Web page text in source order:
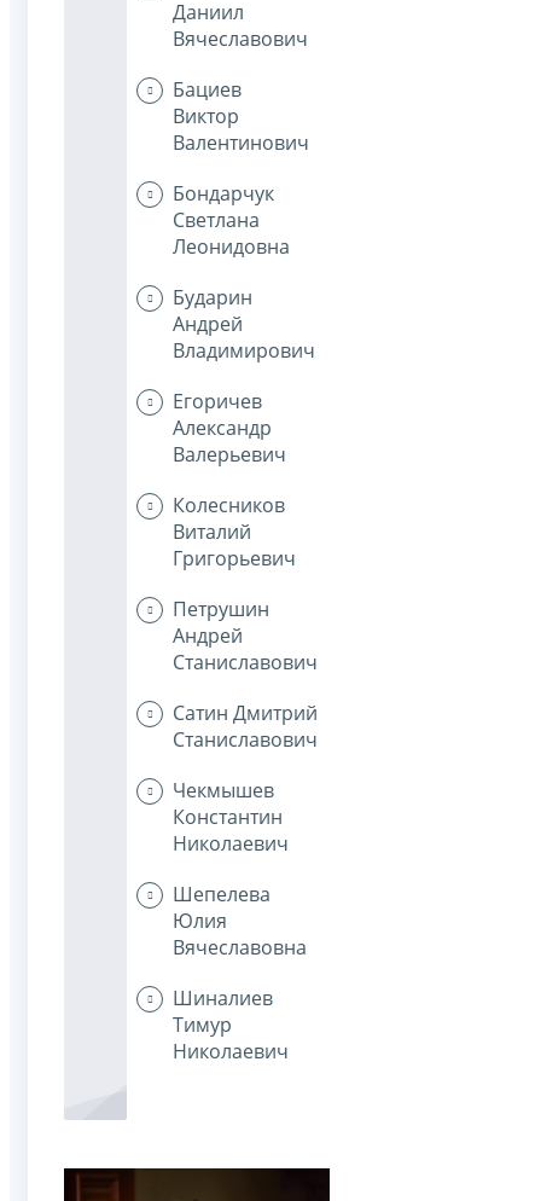
Даниил
Вячеславович
Бациев
Виктор
Валентинович
Бондарчук
Светлана
Леонидовна
Бударин
Андрей
Владимирович
Егоричев
Александр
Валерьевич
Колесников
Виталий
Григорьевич
Петрушин
Андрей
Станиславович
Сатин Дмитрий
Станиславович
Чекмышев
Константин
Николаевич
Шепелева
Юлия
Вячеславовна
Шиналиев
Тимур
Николаевич